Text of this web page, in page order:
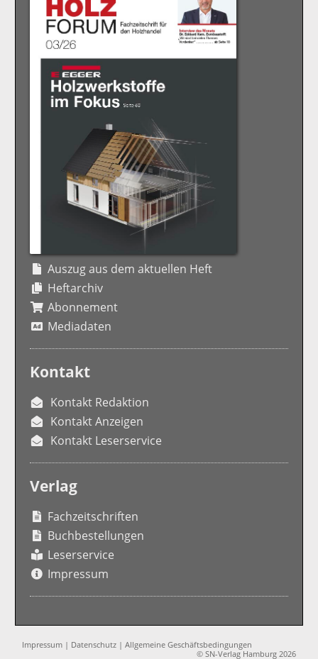
Auszug aus dem aktuellen Heft
Heftarchiv
Abonnement
Mediadaten
Kontakt
Kontakt Redaktion
Kontakt Anzeigen
Kontakt Leserservice
Verlag
Fachzeitschriften
Buchbestellungen
Leserservice
Impressum
Impressum | Datenschutz |Allgemeine Geschäftsbedingungen
© SN-Verlag Hamburg 2026